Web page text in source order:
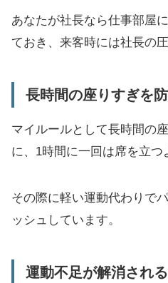
あなたが社長なら仕事部屋
ておき、来客時には社長の
長時間の座りすぎを
マイルールとして長時間の
に、1時間に一回は席を立つ
その際に軽い運動代わりで
ッシュしています。
運動不足が解消される